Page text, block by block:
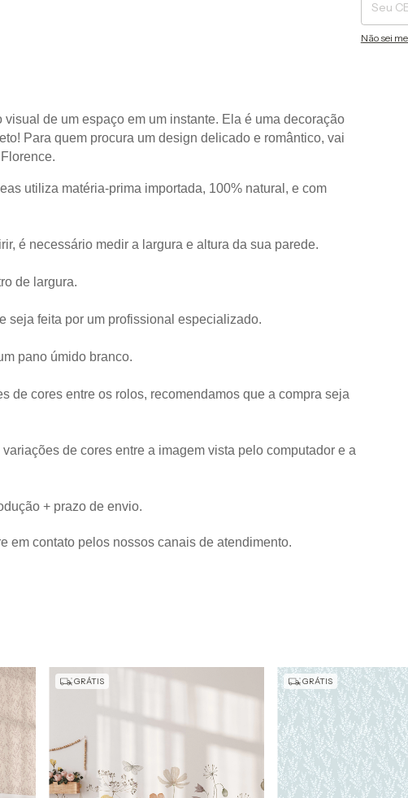
Não sei
de um espaço em um instante. Ela é uma decoração
Para quem procura um design delicado e romântico, vai
utiliza matéria-prima importada, 100% natural, e com
é necessário medir a largura e altura da sua parede.
de largura.
seja feita por um profissional especializado.
pano úmido branco.
de cores entre os rolos, recomendamos que a compra seja
de cores entre a imagem vista pelo computador e a
+ prazo de envio.
em contato pelos nossos canais de atendimento.
GRÁTIS GRÁTIS